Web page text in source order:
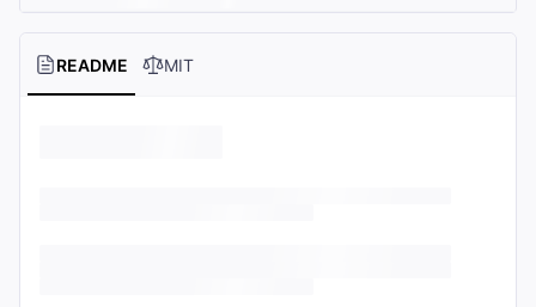
README MIT